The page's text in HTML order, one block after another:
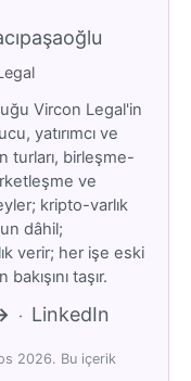
Vircon Legal'in
yatırımcı ve
turları, birleşme-
ve
kripto-varlık
dâhil;
verir; her işe eski
taşır.
· LinkedIn
2026. Bu içerik